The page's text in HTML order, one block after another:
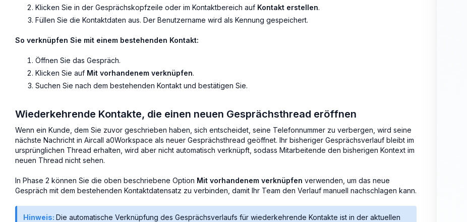
Klicken Sie in der Gesprächskopfzeile oder im Kontaktbereich auf Kontakt erstellen.
Füllen Sie die Kontaktdaten aus. Der Benutzername wird als Kennung gespeichert.
So verknüpfen Sie mit einem bestehenden Kontakt:
Öffnen Sie das Gespräch.
Klicken Sie auf Mit vorhandenem verknüpfen.
Suchen Sie nach dem bestehenden Kontakt und bestätigen Sie.
Wiederkehrende Kontakte, die einen neuen Gesprächsthread eröffnen
Wenn ein Kunde, dem Sie zuvor geschrieben haben, sich entscheidet, seine Telefonnummer zu verbergen, wird seine
nächste Nachricht in Aircall a0Workspace als neuer Gesprächsthread geöffnet. Ihr bisheriger Gesprächsverlauf bleibt im
ursprünglichen Thread erhalten, wird aber nicht automatisch verknüpft, sodass Mitarbeitende den bisherigen Kontext im
neuen Thread nicht sehen.
In Phase 2 können Sie die oben beschriebene Option Mit vorhandenem verknüpfen verwenden, um das neue
Gespräch mit dem bestehenden Kontaktdatensatz zu verbinden, damit Ihr Team den Verlauf manuell nachschlagen kann.
Hinweis: Die automatische Verknüpfung des Gesprächsverlaufs für wiederkehrende Kontakte ist in der aktuellen